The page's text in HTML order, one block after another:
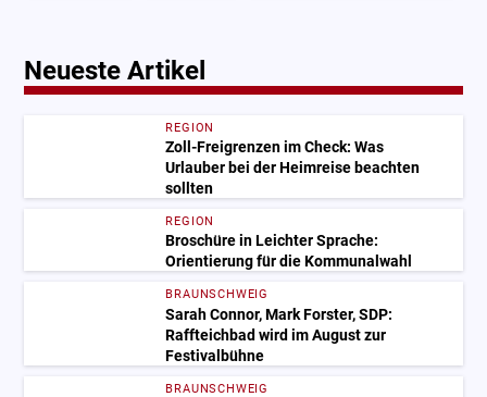
Neueste Artikel
REGION
Zoll-Freigrenzen im Check: Was
Urlauber bei der Heimreise beachten
sollten
REGION
Broschüre in Leichter Sprache:
Orientierung für die Kommunalwahl
BRAUNSCHWEIG
Sarah Connor, Mark Forster, SDP:
Raffteichbad wird im August zur
Festivalbühne
BRAUNSCHWEIG